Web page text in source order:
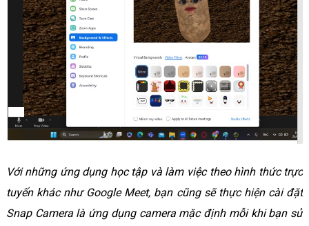
Với những ứng dụng học tập và làm việc theo hình thức trực
tuyến khác như Google Meet, bạn cũng sẽ thực hiện cài đặt
Snap Camera là ứng dụng camera mặc định mỗi khi bạn sử